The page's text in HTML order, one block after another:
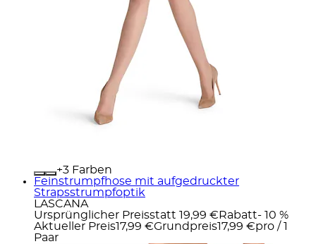
+
Farben
Feinstrumpfhose mit aufgedruckter
Strapsstrumpfoptik
LASCANA
Ursprünglicher Preisstatt 19,99 € Rabatt- 10 %
Aktueller Preis17,99 €Grundpreis17,99 €pro / 1
Paar